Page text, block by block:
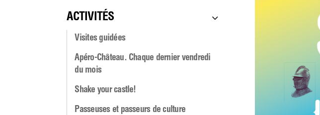
ACTIVITÉS 3
Visites guidées
Apéro-Château. Chaque dernier vendredi
du mois
Shake your castle!
Passeuses et passeurs de culture